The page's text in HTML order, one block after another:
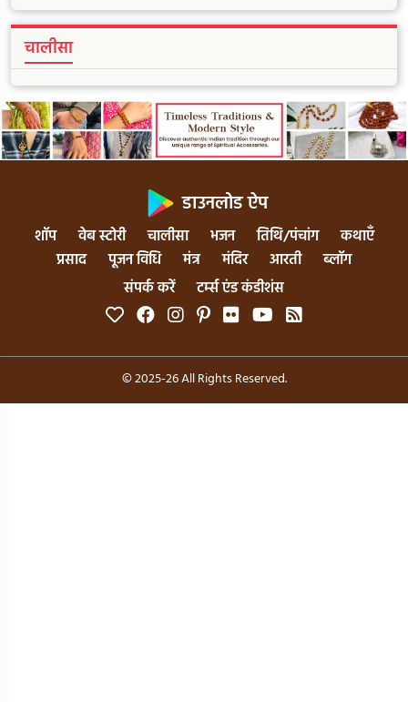
चालीसा
डाउनलोड ऐप
शॉप वेब स्टोरी चालीसा भजन तिथि/पंचांग
कथाएँ
प्रसाद
पूजन विधि मंत्र मंदिर आरती
ब्लॉग
संपर्क करें
टर्म्स एंड कंडीशंस
© 2025-26 All Rights Reserved.